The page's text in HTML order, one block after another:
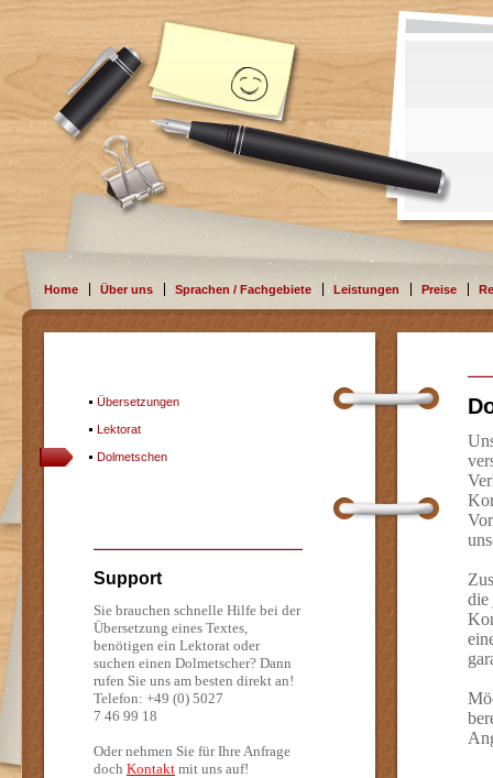
Home Über uns Sprachen / Fachgebiete Leistungen Preise
die
Übersetzungen
Lektorat
Dolmetschen
Support
Sie brauchen schnelle Hilfe bei der
Übersetzung eines Textes,
benötigen ein Lektorat oder
suchen einen Dolmetscher? Dann
rufen Sie uns am besten direkt an!
Telefon: +49 (0) 5027
7 46 99 18
Oder nehmen Sie für Ihre Anfrage
doch Kontakt mit uns auf!